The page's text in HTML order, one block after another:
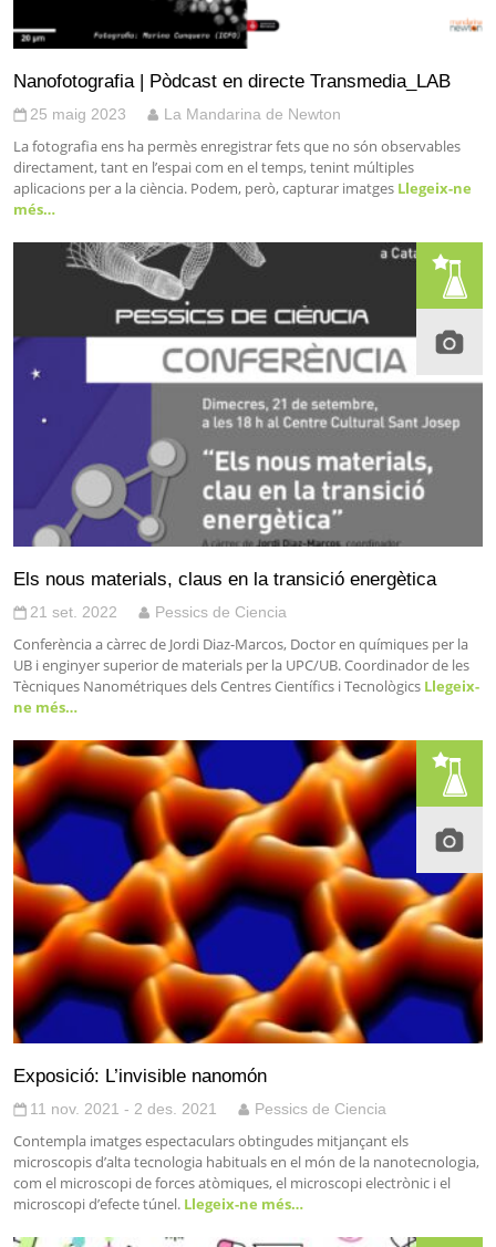
Nanofotografia | Pòdcast en directe Transmedia_LAB
25 maig 2023 La Mandarina de Newton
La fotografia ens ha permès enregistrar fets que no són observables
directament, tant en l’espai com en el temps, tenint múltiples
aplicacions per a la ciència. Podem, però, capturar imatges Llegeix-ne
més…
Els nous materials, claus en la transició energètica
21 set. 2022 Pessics de Ciencia
Conferència a càrrec de Jordi Diaz-Marcos, Doctor en químiques per la
UB i enginyer superior de materials per la UPC/UB. Coordinador de les
Tècniques Nanométriques dels Centres Científics i Tecnològics Llegeix-
ne més…
Exposició: L’invisible nanomón
11 nov. 2021 - 2 des. 2021 Pessics de Ciencia
Contempla imatges espectaculars obtingudes mitjançant els
microscopis d’alta tecnologia habituals en el món de la nanotecnologia,
com el microscopi de forces atòmiques, el microscopi electrònic i el
microscopi d’efecte túnel. Llegeix-ne més…